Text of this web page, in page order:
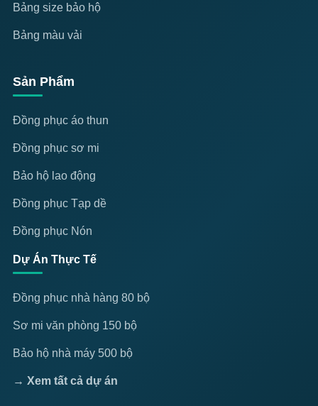
Bảng size bảo hộ
Bảng màu vải
Sản Phẩm
Đồng phục áo thun
Đồng phục sơ mi
Bảo hộ lao động
Đồng phục Tạp dề
Đồng phục Nón
Dự Án Thực Tế
Đồng phục nhà hàng 80 bộ
Sơ mi văn phòng 150 bộ
Bảo hộ nhà máy 500 bộ
→ Xem tất cả dự án